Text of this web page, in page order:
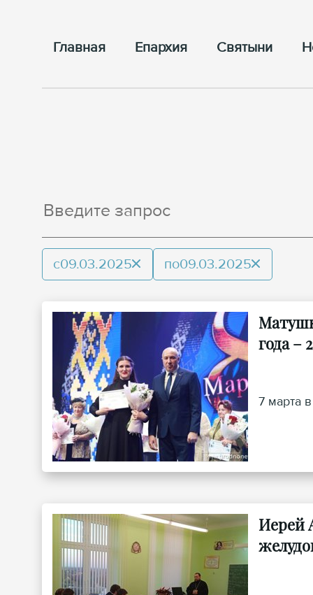
Главная Епархия Cвятыни
с09.03.2025 по09.03.2025
года –
7 марта
Иерей